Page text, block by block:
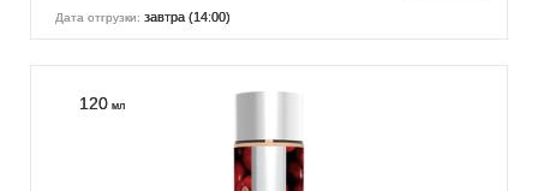
Дата отгрузки: завтра (14:00)
120 мл